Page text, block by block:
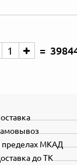
пределах МКАД
до ТК